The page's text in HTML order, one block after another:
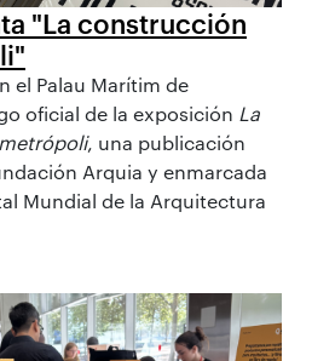
"La construcción
el Palau Marítim de
oficial de la exposición La
, una publicación
Arquia y enmarcada
Mundial de la Arquitectura